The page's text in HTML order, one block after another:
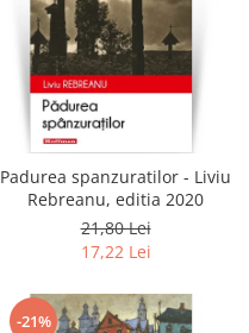
Padurea spanzuratilor - Liviu
Rebreanu, editia 2020
21,80 Lei
17,22 Lei
-21%